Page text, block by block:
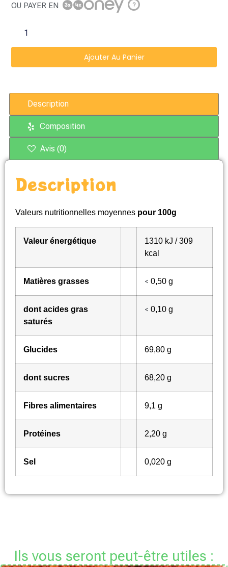
OU PAYER EN ?
Ajouter Au Panier
Description
Composition
Avis (0)
Description
Valeurs nutritionnelles moyennes pour 100g
Valeur énergétique
1310 kJ / 309
kcal
Matières grasses < 0,50 g
dont acides gras
saturés
< 0,10 g
Glucides 69,80 g
dont sucres 68,20 g
Fibres alimentaires 9,1 g
Protéines 2,20 g
Sel 0,020 g
Ils vous seront peut-être utiles :